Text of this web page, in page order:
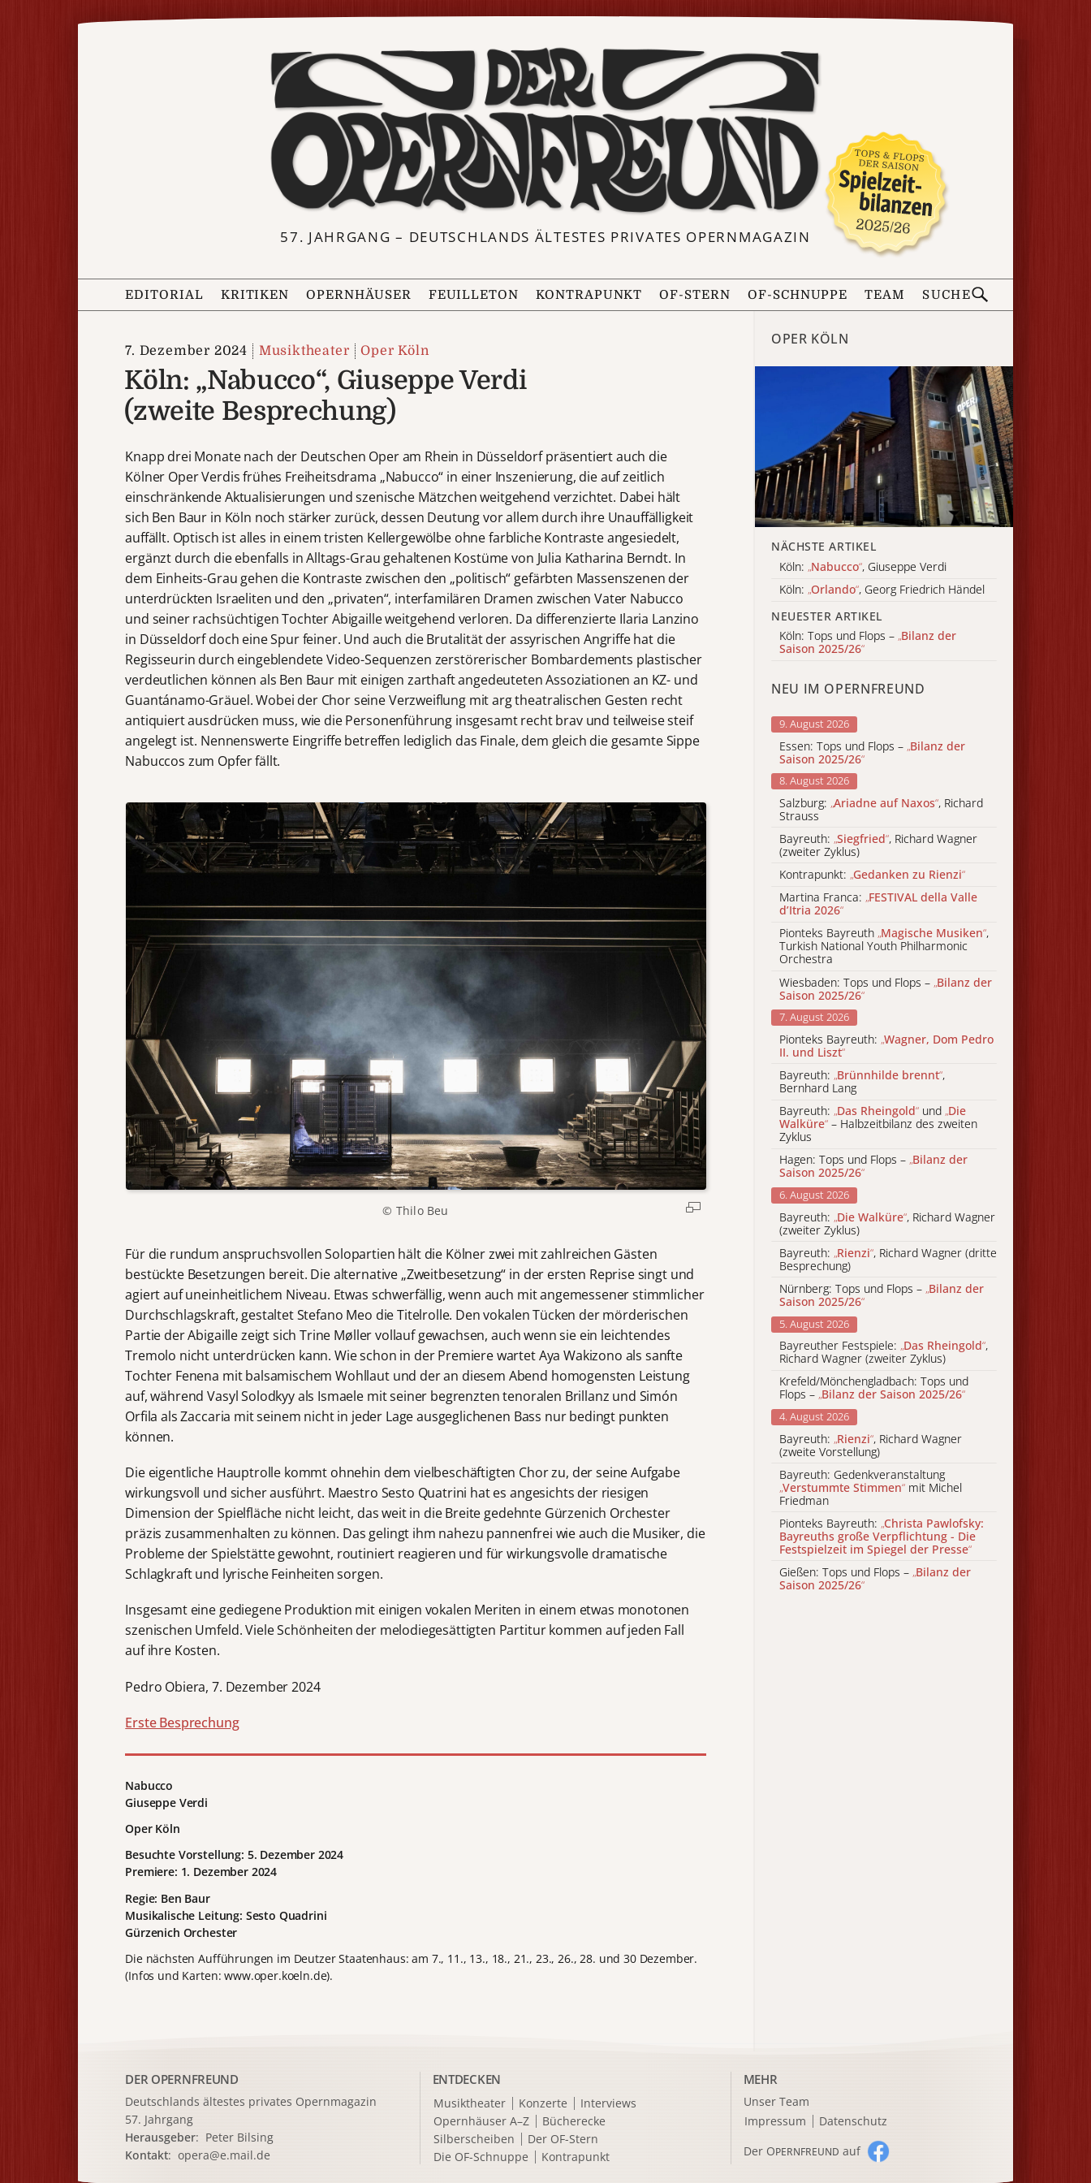
57. JAHRGANG – DEUTSCHLANDS ÄLTESTES PRIVATES OPERNMAGAZIN
EDITORIAL KRITIKEN OPERNHÄUSER FEUILLETON KONTRAPUNKT OF-STERN OF-SCHNUPPE TEAM SUCHE
7. Dezember 2024 Musiktheater Oper Köln
Köln: „Nabucco“, Giuseppe Verdi
(zweite Besprechung)
Knapp drei Monate nach der Deutschen Oper am Rhein in Düsseldorf präsentiert auch die
Kölner Oper Verdis frühes Freiheitsdrama „Nabucco“ in einer Inszenierung, die auf zeitlich
einschränkende Aktualisierungen und szenische Mätzchen weitgehend verzichtet. Dabei hält
sich Ben Baur in Köln noch stärker zurück, dessen Deutung vor allem durch ihre Unauffälligkeit
auffällt. Optisch ist alles in einem tristen Kellergewölbe ohne farbliche Kontraste angesiedelt,
ergänzt durch die ebenfalls in Alltags-Grau gehaltenen Kostüme von Julia Katharina Berndt. In
dem Einheits-Grau gehen die Kontraste zwischen den „politisch“ gefärbten Massenszenen der
unterdrückten Israeliten und den „privaten“, interfamilären Dramen zwischen Vater Nabucco
und seiner rachsüchtigen Tochter Abigaille weitgehend verloren. Da differenzierte Ilaria Lanzino
in Düsseldorf doch eine Spur feiner. Und auch die Brutalität der assyrischen Angriffe hat die
Regisseurin durch eingeblendete Video-Sequenzen zerstörerischer Bombardements plastischer
verdeutlichen können als Ben Baur mit einigen zarthaft angedeuteten Assoziationen an KZ- und
Guantánamo-Gräuel. Wobei der Chor seine Verzweiflung mit arg theatralischen Gesten recht
antiquiert ausdrücken muss, wie die Personenführung insgesamt recht brav und teilweise steif
angelegt ist. Nennenswerte Eingriffe betreffen lediglich das Finale, dem gleich die gesamte Sippe
Nabuccos zum Opfer fällt.
© Thilo Beu
Für die rundum anspruchsvollen Solopartien hält die Kölner zwei mit zahlreichen Gästen
bestückte Besetzungen bereit. Die alternative „Zweitbesetzung“ in der ersten Reprise singt und
agiert auf uneinheitlichem Niveau. Etwas schwerfällig, wenn auch mit angemessener stimmlicher
Durchschlagskraft, gestaltet Stefano Meo die Titelrolle. Den vokalen Tücken der mörderischen
Partie der Abigaille zeigt sich Trine Møller vollauf gewachsen, auch wenn sie ein leichtendes
Tremolo nicht unterdrücken kann. Wie schon in der Premiere wartet Aya Wakizono als sanfte
Tochter Fenena mit balsamischem Wohllaut und der an diesem Abend homogensten Leistung
auf, während Vasyl Solodkyy als Ismaele mit seiner begrenzten tenoralen Brillanz und Simón
Orfila als Zaccaria mit seinem nicht in jeder Lage ausgeglichenen Bass nur bedingt punkten
können.
Die eigentliche Hauptrolle kommt ohnehin dem vielbeschäftigten Chor zu, der seine Aufgabe
wirkungsvoll und sicher ausführt. Maestro Sesto Quatrini hat es angesichts der riesigen
Dimension der Spielfläche nicht leicht, das weit in die Breite gedehnte Gürzenich Orchester
präzis zusammenhalten zu können. Das gelingt ihm nahezu pannenfrei wie auch die Musiker, die
Probleme der Spielstätte gewohnt, routiniert reagieren und für wirkungsvolle dramatische
Schlagkraft und lyrische Feinheiten sorgen.
Insgesamt eine gediegene Produktion mit einigen vokalen Meriten in einem etwas monotonen
szenischen Umfeld. Viele Schönheiten der melodiegesättigten Partitur kommen auf jeden Fall
auf ihre Kosten.
Pedro Obiera, 7. Dezember 2024
Erste Besprechung
Nabucco
Giuseppe Verdi
Oper Köln
Besuchte Vorstellung: 5. Dezember 2024
Premiere: 1. Dezember 2024
Regie: Ben Baur
Musikalische Leitung: Sesto Quadrini
Gürzenich Orchester
Die nächsten Aufführungen im Deutzer Staatenhaus: am 7., 11., 13., 18., 21., 23., 26., 28. und 30 Dezember.
(Infos und Karten: www.oper.koeln.de).
OPER KÖLN
NÄCHSTE ARTIKEL
Köln: „Nabucco“, Giuseppe Verdi
Köln: „Orlando“, Georg Friedrich Händel
NEUESTER ARTIKEL
Köln: Tops und Flops – „Bilanz der
Saison 2025/26“
NEU IM OPERNFREUND
9. August 2026
Essen: Tops und Flops – „Bilanz der
Saison 2025/26“
8. August 2026
Salzburg: „Ariadne auf Naxos“, Richard
Strauss
Bayreuth: „Siegfried“, Richard Wagner
(zweiter Zyklus)
Kontrapunkt: „Gedanken zu Rienzi“
Martina Franca: „FESTIVAL della Valle
d’Itria 2026“
Pionteks Bayreuth „Magische Musiken“,
Turkish National Youth Philharmonic
Orchestra
Wiesbaden: Tops und Flops – „Bilanz der
Saison 2025/26“
7. August 2026
Pionteks Bayreuth: „Wagner, Dom Pedro
II. und Liszt“
Bayreuth: „Brünnhilde brennt“,
Bernhard Lang
Bayreuth: „Das Rheingold“ und „Die
Walküre“ – Halbzeitbilanz des zweiten
Zyklus
Hagen: Tops und Flops – „Bilanz der
Saison 2025/26“
6. August 2026
Bayreuth: „Die Walküre“, Richard Wagner
(zweiter Zyklus)
Bayreuth: „Rienzi“, Richard Wagner (dritte
Besprechung)
Nürnberg: Tops und Flops – „Bilanz der
Saison 2025/26“
5. August 2026
Bayreuther Festspiele: „Das Rheingold“,
Richard Wagner (zweiter Zyklus)
Krefeld/Mönchengladbach: Tops und
Flops – „Bilanz der Saison 2025/26“
4. August 2026
Bayreuth: „Rienzi“, Richard Wagner
(zweite Vorstellung)
Bayreuth: Gedenkveranstaltung
„Verstummte Stimmen“ mit Michel
Friedman
Pionteks Bayreuth: „Christa Pawlofsky:
Bayreuths große Verpflichtung - Die
Festspielzeit im Spiegel der Presse“
Gießen: Tops und Flops – „Bilanz der
Saison 2025/26“
DER OPERNFREUND
Deutschlands ältestes privates Opernmagazin
57. Jahrgang
Herausgeber: Peter Bilsing
Kontakt:opera@e.mail.de
ENTDECKEN
Musiktheater Konzerte
Interviews
Opernhäuser A–Z
Bücherecke
Silberscheiben
Der OF-Stern
Die OF-Schnuppe
Kontrapunkt
MEHR
Unser Team
Impressum
Datenschutz
Der OPERNFREUND auf